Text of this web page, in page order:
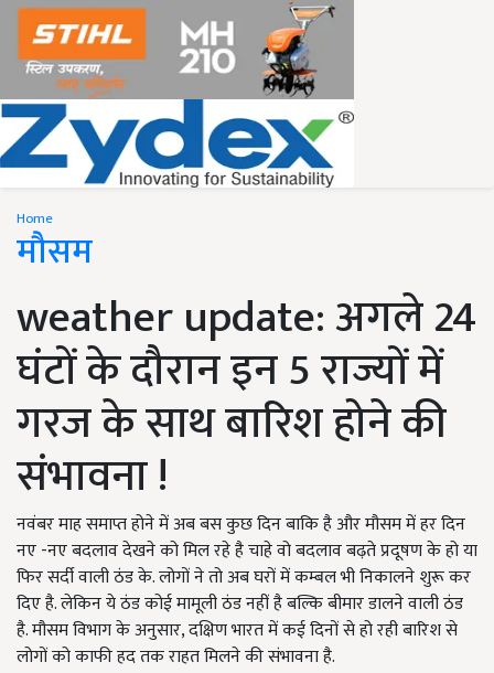
Home
मौसम
weather update: अगले 24
घंटों के दौरान इन 5 राज्यों में
गरज के साथ बारिश होने की
संभावना !
नवंबर माह समाप्त होने में अब बस कुछ दिन बाकि है और मौसम में हर दिन
नए -नए बदलाव देखने को मिल रहे है चाहे वो बदलाव बढ़ते प्रदूषण के हो या
फिर सर्दी वाली ठंड के. लोगों ने तो अब घरों में कम्बल भी निकालने शुरू कर
दिए है. लेकिन ये ठंड कोई मामूली ठंड नहीं है बल्कि बीमार डालने वाली ठंड
है. मौसम विभाग के अनुसार, दक्षिण भारत में कई दिनों से हो रही बारिश से
लोगों को काफी हद तक राहत मिलने की संभावना है.